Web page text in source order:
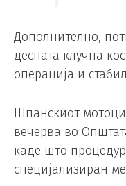
Дополнително,
десната клучна
операција и
Шпанскиот
вечерва во
каде што
специјализиран